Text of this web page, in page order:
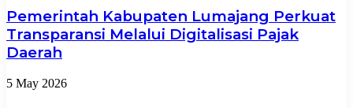
Pemerintah Kabupaten Lumajang Perkuat
Transparansi Melalui Digitalisasi Pajak
Daerah
5 May 2026